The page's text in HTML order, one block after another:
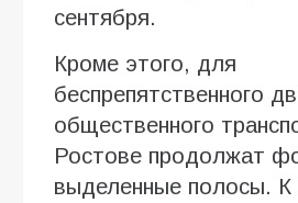
сентября.
Кроме этого, для
беспрепятственного
общественного
Ростове продолжат
выделенные полосы. К